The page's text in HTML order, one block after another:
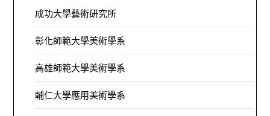
成功大學藝術研究所
彰化師範大學美術學系
高雄師範大學美術學系
輔仁大學應用美術學系